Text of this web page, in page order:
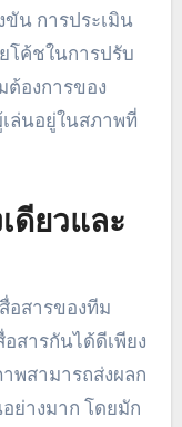
น การประเมิน
โค้ชในการปรับ
ต้องการของ
ล่นอยู่ในสภาพที่
ดียวและ
อสารของทีม
สารกันได้ดีเพียง
พสามารถส่งผลก
ย่างมาก โดยมัก